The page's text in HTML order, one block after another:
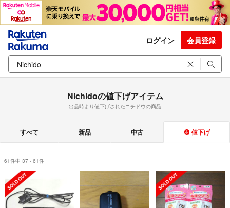
ログイン 会員登録
Nichidoの値下げアイテム
出品時より値下げされたニチドウの商品
すべて 新品 中古 値下げ
61件中 37 - 61件